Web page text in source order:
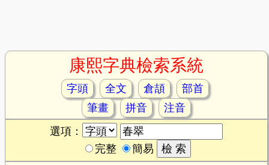
康熙字典檢索系統
字頭 全文 倉頡
部首
筆畫
拼音
注音
選項：
完整
簡易